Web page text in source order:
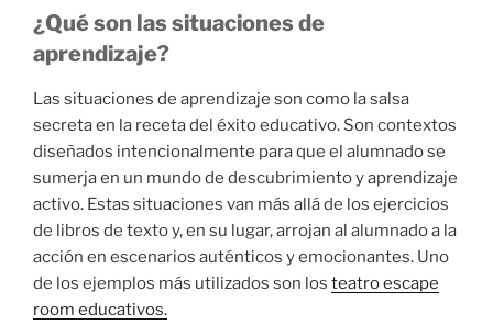
¿Qué son las situaciones de
aprendizaje?
Las situaciones de aprendizaje son como la salsa
secreta en la receta del éxito educativo. Son contextos
diseñados intencionalmente para que el alumnado se
sumerja en un mundo de descubrimiento y aprendizaje
activo. Estas situaciones van más allá de los ejercicios
de libros de texto y, en su lugar, arrojan al alumnado a la
acción en escenarios auténticos y emocionantes. Uno
de los ejemplos más utilizados son los teatro escape
room educativos.